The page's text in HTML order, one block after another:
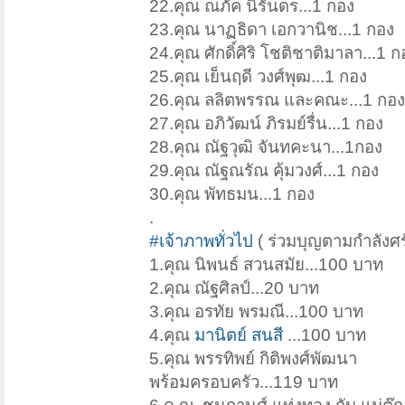
22.คุณ ณภัค นิรันดร...1 กอง
23.คุณ นาฏธิดา เอกวานิช...1 กอง
24.คุณ ศักดิ์ศิริ โชติชาติมาลา...1 ก
25.คุณ เย็นฤดี วงศ์พุฒ...1 กอง
26.คุณ ลลิตพรรณ และคณะ...1 กอง
27.คุณ อภิวัฒน์ ภิรมย์รื่น...1 กอง
28.คุณ ณัฐวุฒิ จันทคะนา...1กอง
29.คุณ ณัฐณรัณ คุ้มวงศ์...1 กอง
30.คุณ พัทธมน...1 กอง
.
#เจ้าภาพทั่วไป ( ร่วมบุญตามกำลังศ
1.คุณ นิพนธ์ สวนสมัย...100 บาท
2.คุณ ณัฐศิลป์...20 บาท
3.คุณ อรทัย พรมณี...100 บาท
4.คุณ มานิตย์ สนสี ...100 บาท
5.คุณ พรรทิพย์ กิติพงศ์พัฒนา
พร้อมครอบครัว...119 บาท